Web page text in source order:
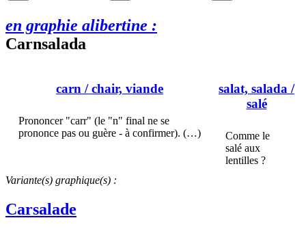
en graphie alibertine :
Carnsalada
carn / chair, viande
Prononcer "carr" (le "n" final ne se
prononce pas ou guère - à confirmer). (…)
salat, salada /
salé
Comme le
salé aux
lentilles ?
Variante(s) graphique(s) :
Carsalade